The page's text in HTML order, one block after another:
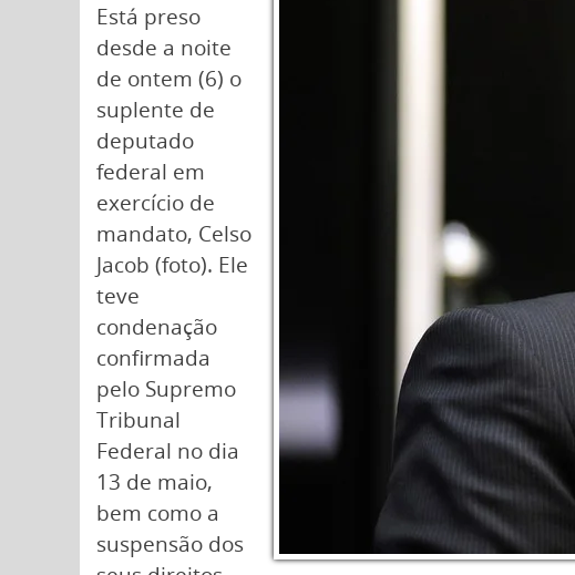
Está preso
desde a noite
de ontem (6) o
suplente de
deputado
federal em
exercício de
mandato, Celso
Jacob (foto). Ele
teve
condenação
confirmada
pelo Supremo
Tribunal
Federal no dia
13 de maio,
bem como a
suspensão dos